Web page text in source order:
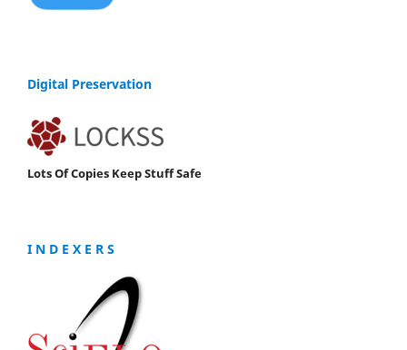
Digital Preservation
Lots Of Copies Keep Stuff Safe
I N D E X E R S